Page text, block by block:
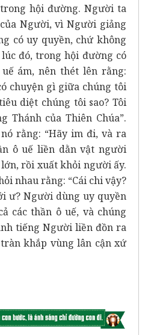
hội đường. Người ta
Người, vì Người giảng
có uy quyền, chứ không
đó, trong hội đường có
ám, nên thét lên rằng:
chuyện gì giữa chúng tôi
diệt chúng tôi sao? Tôi
Thánh của Thiên Chúa”.
rằng: “Hãy im đi, và ra
ô uế liền dằn vật người
rồi xuất khỏi người ấy.
nhau rằng: “Cái chi vậy?
ư? Người dùng uy quyền
các thần ô uế, và chúng
tiếng Người liền đồn ra
khắp vùng lân cận xứ